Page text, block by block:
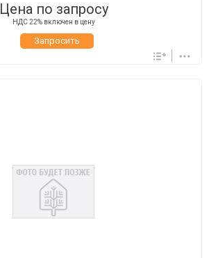
Цена по запросу
НДС 22% включен в цену
Запросить